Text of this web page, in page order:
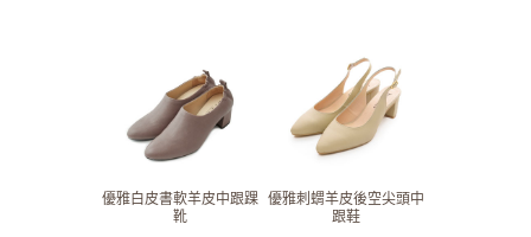
優雅白皮書軟羊皮中跟踝
靴
優雅刺蝟羊皮後空尖頭中
跟鞋